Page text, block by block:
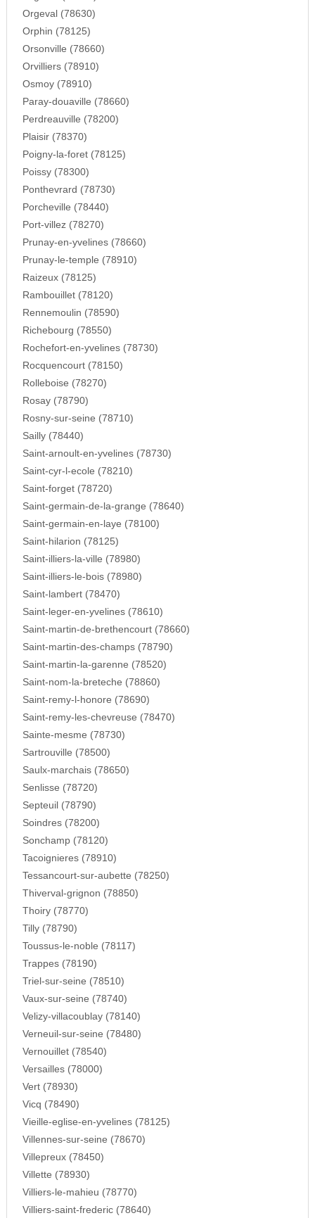
Orgeval (78630)
Orphin (78125)
Orsonville (78660)
Orvilliers (78910)
Osmoy (78910)
Paray-douaville (78660)
Perdreauville (78200)
Plaisir (78370)
Poigny-la-foret (78125)
Poissy (78300)
Ponthevrard (78730)
Porcheville (78440)
Port-villez (78270)
Prunay-en-yvelines (78660)
Prunay-le-temple (78910)
Raizeux (78125)
Rambouillet (78120)
Rennemoulin (78590)
Richebourg (78550)
Rochefort-en-yvelines (78730)
Rocquencourt (78150)
Rolleboise (78270)
Rosay (78790)
Rosny-sur-seine (78710)
Sailly (78440)
Saint-arnoult-en-yvelines (78730)
Saint-cyr-l-ecole (78210)
Saint-forget (78720)
Saint-germain-de-la-grange (78640)
Saint-germain-en-laye (78100)
Saint-hilarion (78125)
Saint-illiers-la-ville (78980)
Saint-illiers-le-bois (78980)
Saint-lambert (78470)
Saint-leger-en-yvelines (78610)
Saint-martin-de-brethencourt (78660)
Saint-martin-des-champs (78790)
Saint-martin-la-garenne (78520)
Saint-nom-la-breteche (78860)
Saint-remy-l-honore (78690)
Saint-remy-les-chevreuse (78470)
Sainte-mesme (78730)
Sartrouville (78500)
Saulx-marchais (78650)
Senlisse (78720)
Septeuil (78790)
Soindres (78200)
Sonchamp (78120)
Tacoignieres (78910)
Tessancourt-sur-aubette (78250)
Thiverval-grignon (78850)
Thoiry (78770)
Tilly (78790)
Toussus-le-noble (78117)
Trappes (78190)
Triel-sur-seine (78510)
Vaux-sur-seine (78740)
Velizy-villacoublay (78140)
Verneuil-sur-seine (78480)
Vernouillet (78540)
Versailles (78000)
Vert (78930)
Vicq (78490)
Vieille-eglise-en-yvelines (78125)
Villennes-sur-seine (78670)
Villepreux (78450)
Villette (78930)
Villiers-le-mahieu (78770)
Villiers-saint-frederic (78640)